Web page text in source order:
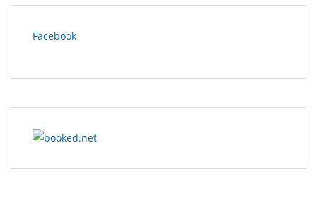
Facebook